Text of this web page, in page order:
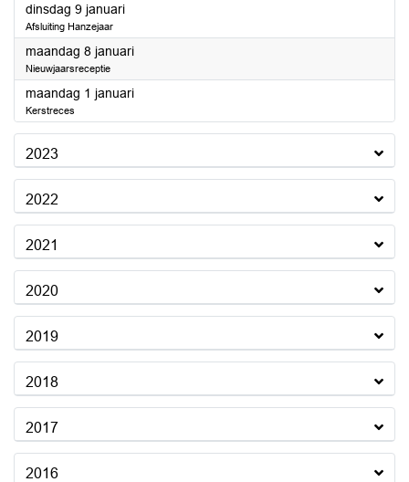
dinsdag 9 januari2024
Afsluiting Hanzejaar
maandag 8 januari2024
Nieuwjaarsreceptie
maandag 1 januari2024
Kerstreces
2023
2022
2021
2020
2019
2018
2017
2016